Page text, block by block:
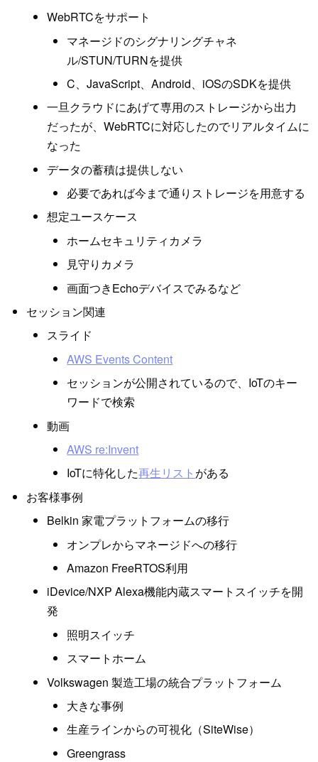
WebRTCをサポート
マネージドのシグナリングチャネ
ル/STUN/TURNを提供
C、JavaScript、Android、iOSのSDKを提供
一旦クラウドにあげて専用のストレージから出力
だったが、WebRTCに対応したのでリアルタイムに
なった
データの蓄積は提供しない
必要であれば今まで通りストレージを用意する
想定ユースケース
ホームセキュリティカメラ
見守りカメラ
画面つきEchoデバイスでみるなど
セッション関連
スライド
AWS Events Content
セッションが公開されているので、IoTのキー
ワードで検索
動画
AWS re:Invent
IoTに特化した再生リスト がある
お客様事例
Belkin 家電プラットフォームの移行
オンプレからマネージドへの移行
Amazon FreeRTOS利用
iDevice/NXP Alexa機能内蔵スマートスイッチを開
発
照明スイッチ
スマートホーム
Volkswagen 製造工場の統合プラットフォーム
大きな事例
生産ラインからの可視化（SiteWise）
Greengrass